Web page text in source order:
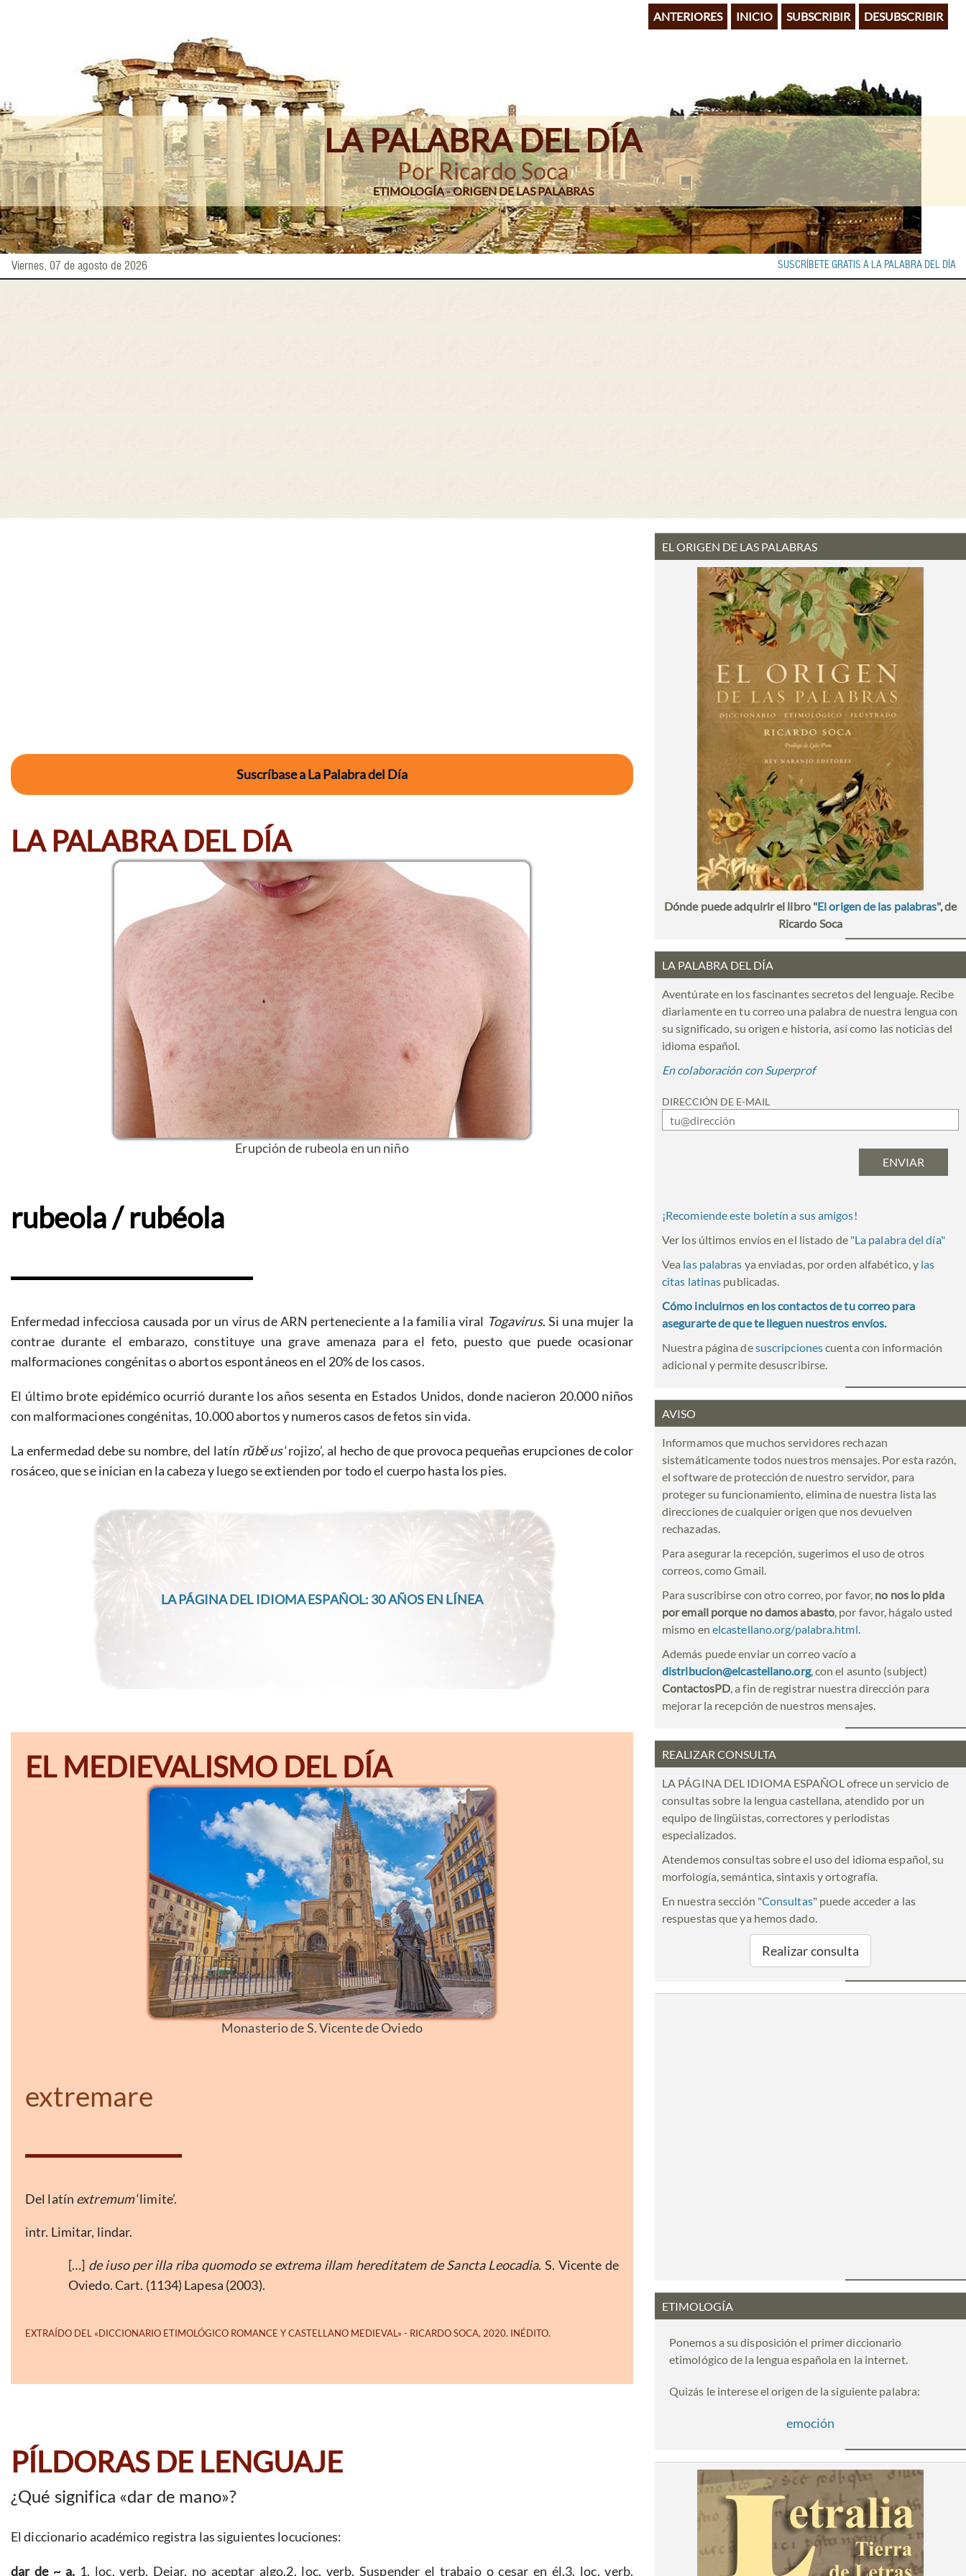
ANTERIORES INICIO SUBSCRIBIR DESUBSCRIBIR
LA PALABRA DEL DÍA
Por Ricardo Soca
ETIMOLOGÍA - ORIGEN DE LAS PALABRAS
Viernes, 07 de agosto de 2026 SUSCRÍBETE GRATIS A LA PALABRA DEL DÍA
Suscríbase a La Palabra del Día
LA PALABRA DEL DÍA
Erupción de rubeola en un niño
rubeola / rubéola
Enfermedad infecciosa causada por un virus de ARN perteneciente a la familia viral Togavirus. Si una mujer la
contrae durante el embarazo, constituye una grave amenaza para el feto, puesto que puede ocasionar
malformaciones congénitas o abortos espontáneos en el 20% de los casos.
El último brote epidémico ocurrió durante los años sesenta en Estados Unidos, donde nacieron 20.000 niños
con malformaciones congénitas, 10.000 abortos y numeros casos de fetos sin vida.
La enfermedad debe su nombre, del latín rŭběus‘rojizo’, al hecho de que provoca pequeñas erupciones de color
rosáceo, que se inician en la cabeza y luego se extienden por todo el cuerpo hasta los pies.
LA PÁGINA DEL IDIOMA ESPAÑOL: 30 AÑOS EN LÍNEA
EL MEDIEVALISMO DEL DÍA
Monasterio de S. Vicente de Oviedo
extremare
Del latín extremum‘limite’.
intr. Limitar, lindar.
[…] de iuso per illa riba quomodo se extrema illam hereditatem de Sancta Leocadia. S. Vicente de
Oviedo. Cart. (1134) Lapesa (2003).
PÍLDORAS DE LENGUAJE
¿Qué significa «dar de mano»?
El diccionario académico registra las siguientes locuciones:
dar de ~ a. 1. loc. verb. Dejar, no aceptar algo.2. loc. verb. Suspender el trabajo o cesar en él.3. loc. verb.
EL ORIGEN DE LAS PALABRAS
Dónde puede adquirir el libro "El origen de las palabras", de
Ricardo Soca
LA PALABRA DEL DÍA
Aventúrate en los fascinantes secretos del lenguaje. Recibe
diariamente en tu correo una palabra de nuestra lengua con
su significado, su origen e historia, así como las noticias del
idioma español.
En colaboración con Superprof
DIRECCIÓN DE E-MAIL
¡Recomiende este boletín a sus amigos!
Ver los últimos envíos en el listado de "La palabra del día"
Vea las palabras ya enviadas, por orden alfabético, y las
citas latinas publicadas.
Cómo incluirnos en los contactos de tu correo para
asegurarte de que te lleguen nuestros envíos.
Nuestra página desuscripcionescuenta con información
adicional y permite desuscribirse.
AVISO
Informamos que muchos servidores rechazan
sistemáticamente todos nuestros mensajes. Por esta razón,
el software de protección de nuestro servidor, para
proteger su funcionamiento, elimina de nuestra lista las
direcciones de cualquier origen que nos devuelven
rechazadas.
Para asegurar la recepción, sugerimos el uso de otros
correos, como Gmail.
Para suscribirse con otro correo, por favor, no nos lo pida
por email porque no damos abasto, por favor, hágalo usted
mismo en elcastellano.org/palabra.html.
Además puede enviar un correo vacío a
distribucion@elcastellano.org, con el asunto (subject)
ContactosPD, a fin de registrar nuestra dirección para
mejorar la recepción de nuestros mensajes.
REALIZAR CONSULTA
LA PÁGINA DEL IDIOMA ESPAÑOL ofrece un servicio de
consultas sobre la lengua castellana, atendido por un
equipo de lingüistas, correctores y periodistas
especializados.
Atendemos consultas sobre el uso del idioma español, su
morfología, semántica, sintaxis y ortografía.
En nuestra sección "Consultas" puede acceder a las
respuestas que ya hemos dado.
Realizar consulta
ETIMOLOGÍA
Ponemos a su disposición el primer diccionario
etimológico de la lengua española en la internet.
Quizás le interese el origen de la siguiente palabra:
emoción